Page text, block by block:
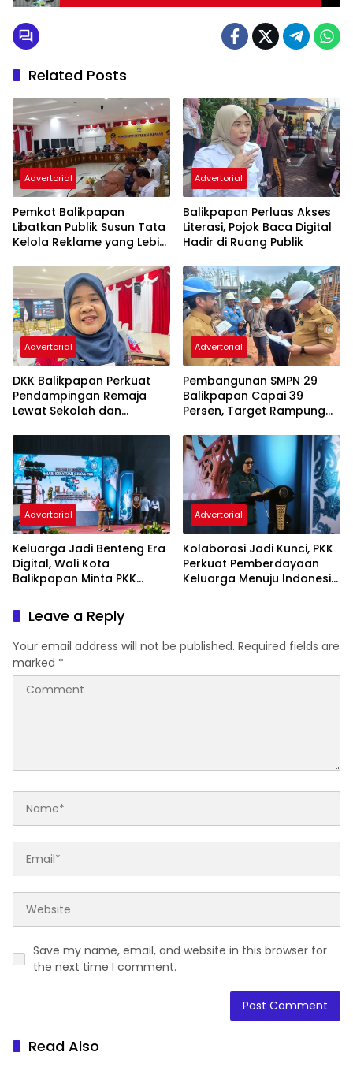
Lahan
Related Posts
Advertorial
Pemkot Balikpapan
Libatkan Publik Susun Tata
Kelola Reklame yang Lebih
Advertorial
Balikpapan Perluas Akses
Literasi, Pojok Baca Digital
Hadir di Ruang Publik
Advertorial
DKK Balikpapan Perkuat
Pendampingan Remaja
Lewat Sekolah dan
Advertorial
Pembangunan SMPN 29
Balikpapan Capai 39
Persen, Target Rampung
Advertorial
Keluarga Jadi Benteng Era
Digital, Wali Kota
Balikpapan Minta PKK
Karakter Generasi Muda
Advertorial
Kolaborasi Jadi Kunci, PKK
Perkuat Pemberdayaan
Keluarga Menuju Indonesia
Leave a Reply
Your email address will not be published. Required fields are
marked *
Save my name, email, and website in this browser for
the next time I comment.
Read Also